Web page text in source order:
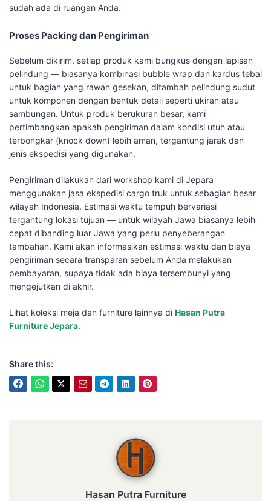
sudah ada di ruangan Anda.
Proses Packing dan Pengiriman
Sebelum dikirim, setiap produk kami bungkus dengan lapisan
pelindung — biasanya kombinasi bubble wrap dan kardus tebal
untuk bagian yang rawan gesekan, ditambah pelindung sudut
untuk komponen dengan bentuk detail seperti ukiran atau
sambungan. Untuk produk berukuran besar, kami
pertimbangkan apakah pengiriman dalam kondisi utuh atau
terbongkar (knock down) lebih aman, tergantung jarak dan
jenis ekspedisi yang digunakan.
Pengiriman dilakukan dari workshop kami di Jepara
menggunakan jasa ekspedisi cargo truk untuk sebagian besar
wilayah Indonesia. Estimasi waktu tempuh bervariasi
tergantung lokasi tujuan — untuk wilayah Jawa biasanya lebih
cepat dibanding luar Jawa yang perlu penyeberangan
tambahan. Kami akan informasikan estimasi waktu dan biaya
pengiriman secara transparan sebelum Anda melakukan
pembayaran, supaya tidak ada biaya tersembunyi yang
mengejutkan di akhir.
Lihat koleksi meja dan furniture lainnya di Hasan Putra
Furniture Jepara.
Share this:
Hasan Putra Furniture